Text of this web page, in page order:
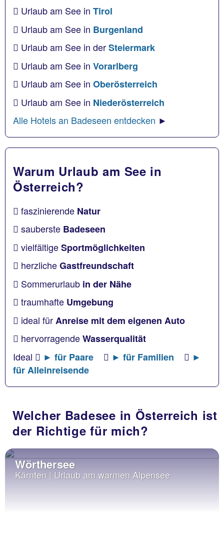
Urlaub am See in Tirol
Urlaub am See in Burgenland
Urlaub am See in derSteiermark
Urlaub am See in Vorarlberg
Urlaub am See in Oberösterreich
Urlaub am See in Niederösterreich
Alle Hotels an Badeseen entdecken ►
Warum Urlaub am See in
Österreich?
faszinierende Natur
sauberste Badeseen
vielfältigeSportmöglichkeiten
herzlicheGastfreundschaft
Sommerurlaub in der Nähe
traumhafte Umgebung
ideal fürAnreise mit dem eigenen Auto
hervorragendeWasserqualität
Ideal
► für Paare ► für Familien
►
für Alleinreisende
Welcher Badesee in Österreich ist
der Richtige für mich?
Wörthersee
Kärnten | Urlaub am warmen Alpensee